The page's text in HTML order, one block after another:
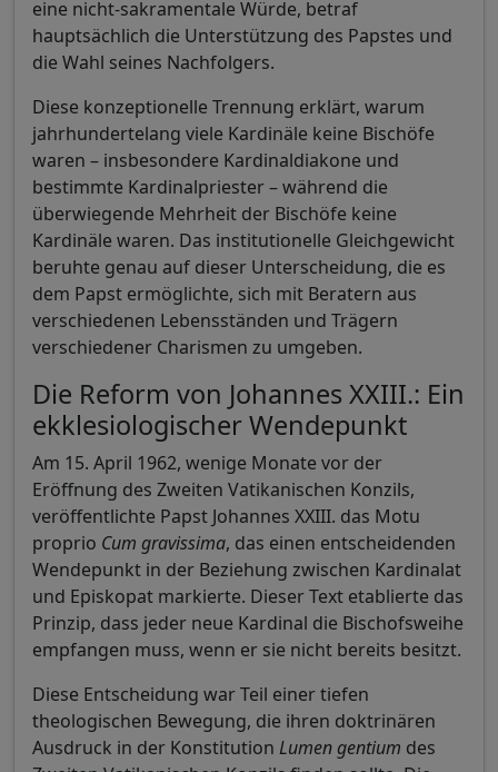
eine nicht-sakramentale Würde, betraf
hauptsächlich die Unterstützung des Papstes und
die Wahl seines Nachfolgers.
Diese konzeptionelle Trennung erklärt, warum
jahrhundertelang viele Kardinäle keine Bischöfe
waren – insbesondere Kardinaldiakone und
bestimmte Kardinalpriester – während die
überwiegende Mehrheit der Bischöfe keine
Kardinäle waren. Das institutionelle Gleichgewicht
beruhte genau auf dieser Unterscheidung, die es
dem Papst ermöglichte, sich mit Beratern aus
verschiedenen Lebensständen und Trägern
verschiedener Charismen zu umgeben.
Die Reform von Johannes XXIII.: Ein
ekklesiologischer Wendepunkt
Am 15. April 1962, wenige Monate vor der
Eröffnung des Zweiten Vatikanischen Konzils,
veröffentlichte Papst Johannes XXIII. das Motu
proprio Cum gravissima, das einen entscheidenden
Wendepunkt in der Beziehung zwischen Kardinalat
und Episkopat markierte. Dieser Text etablierte das
Prinzip, dass jeder neue Kardinal die Bischofsweihe
empfangen muss, wenn er sie nicht bereits besitzt.
Diese Entscheidung war Teil einer tiefen
theologischen Bewegung, die ihren doktrinären
Ausdruck in der Konstitution Lumen gentium des